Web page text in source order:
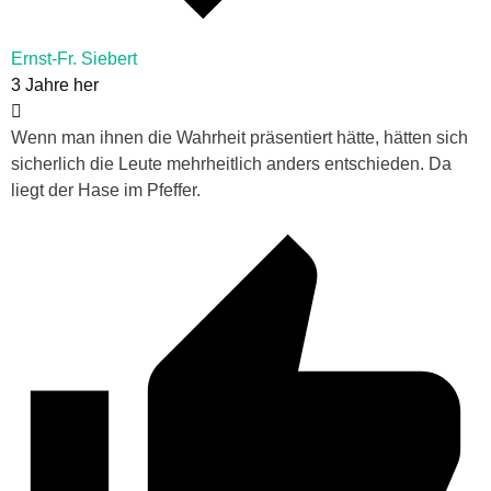
Ernst-Fr. Siebert
3 Jahre her
Wenn man ihnen die Wahrheit präsentiert hätte, hätten sich
sicherlich die Leute mehrheitlich anders entschieden. Da
liegt der Hase im Pfeffer.